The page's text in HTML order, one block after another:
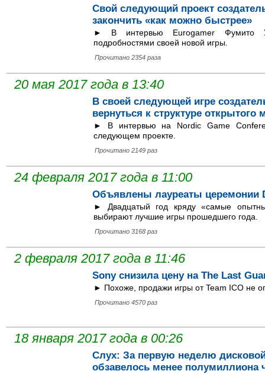
Cвой следующий проект
закончить «как можно быстрее»
► В интервью Eurogamer Фумито
подробностями своей новой игры.
Прочитано 2354 раза
20 мая 2017 года в 13:40
В своей следующей игре
вернуться к структуре открытого
► В интервью на Nordic Game
следующем проекте.
Прочитано 2149 раз
24 февраля 2017 года в 11:00
Объявлены лауреаты церемонии
► Двадцатый год кряду «самые
выбирают лучшие игры прошедшего года.
Прочитано 3168 раз
2 февраля 2017 года в 11:46
Sony снизила цену на The Last
► Похоже, продажи игры от Team ICO не
Прочитано 4570 раз
18 января 2017 года в 00:26
Слух: За первую неделю
обзавелось менее полумиллиона